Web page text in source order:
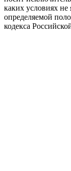
каких условиях не
определяемой
кодекса